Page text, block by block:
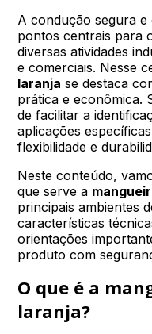
A condução segura e
pontos centrais para
diversas atividades
e comerciais. Nesse
laranja se destaca
prática e econômica.
de facilitar a
aplicações
flexibilidade e
Neste conteúdo,
que serve a
principais ambientes
características
orientações
produto com
O que é a
laranja?